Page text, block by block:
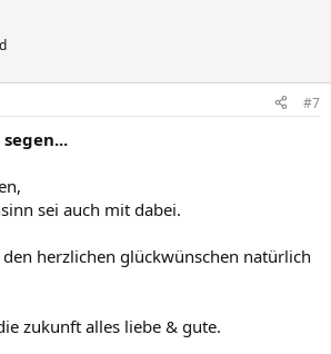
#7
sei auch mit dabei.
herzlichen glückwünschen natürlich
zukunft alles liebe & gute.